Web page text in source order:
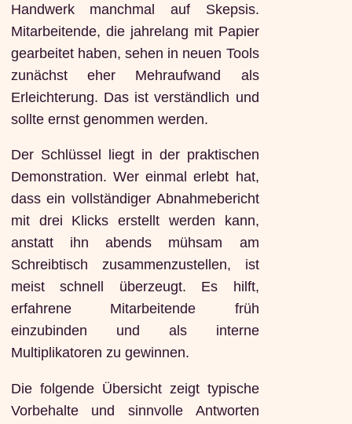
Handwerk manchmal auf Skepsis.
Mitarbeitende, die jahrelang mit Papier
gearbeitet haben, sehen in neuen Tools
zunächst eher Mehraufwand als
Erleichterung. Das ist verständlich und
sollte ernst genommen werden.
Der Schlüssel liegt in der praktischen
Demonstration. Wer einmal erlebt hat,
dass ein vollständiger Abnahmebericht
mit drei Klicks erstellt werden kann,
anstatt ihn abends mühsam am
Schreibtisch zusammenzustellen, ist
meist schnell überzeugt. Es hilft,
erfahrene Mitarbeitende früh
einzubinden und als interne
Multiplikatoren zu gewinnen.
Die folgende Übersicht zeigt typische
Vorbehalte und sinnvolle Antworten